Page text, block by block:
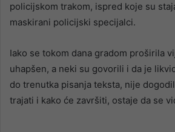
policijskom trakom, ispred koje su
maskirani policijski specijalci.
Iako se tokom dana gradom proširila
uhapšen, a neki su govorili i da je
do trenutka pisanja teksta, nije
trajati i kako će završiti, ostaje da se